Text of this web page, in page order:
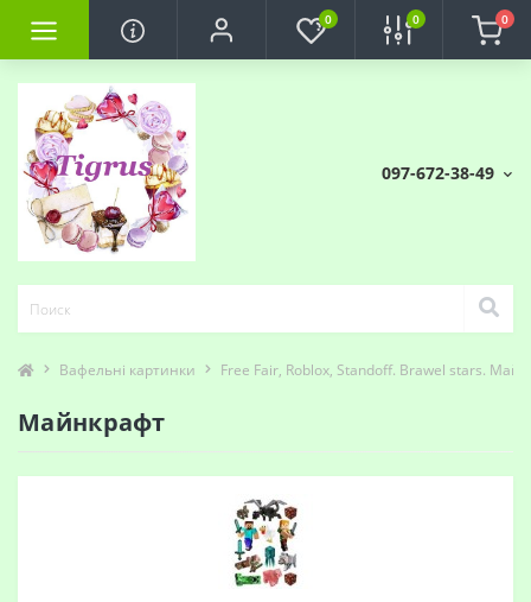
0 0 0
097-672-38-49
Вафельні картинки Free Fair, Roblox, Standoff. Brawel stars.
Майнкрафт